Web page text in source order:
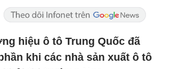
hiệu ô tô Trung Quốc đã
khi các nhà sản xuất ô tô